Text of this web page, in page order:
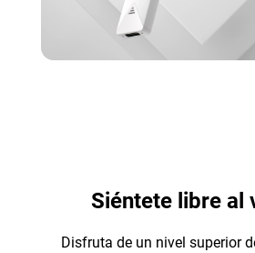
Siéntete libre al
Disfruta de un nivel superior